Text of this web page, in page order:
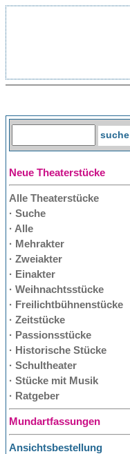
Neue Theaterstücke
Alle Theaterstücke
· Suche
· Alle
· Mehrakter
· Zweiakter
· Einakter
· Weihnachtsstücke
· Freilichtbühnenstücke
· Zeitstücke
· Passionsstücke
· Historische Stücke
· Schultheater
· Stücke mit Musik
· Ratgeber
Mundartfassungen
Ansichtsbestellung